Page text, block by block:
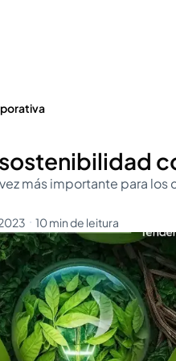
más importante para los
・ 10 min de leitura